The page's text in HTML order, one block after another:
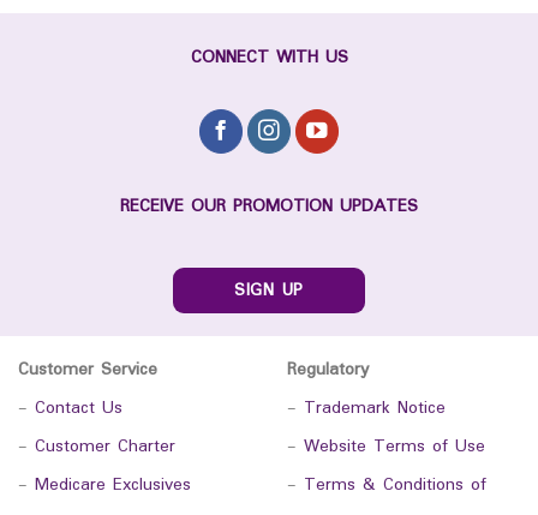
CONNECT WITH US
RECEIVE OUR PROMOTION UPDATES
SIGN UP
Customer Service
- Contact Us
- Customer Charter
- Medicare Exclusives
Regulatory
- Trademark Notice
- Website Terms of Use
- Terms & Conditions of